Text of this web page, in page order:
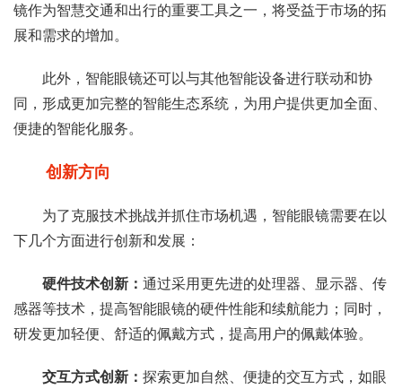
镜作为智慧交通和出行的重要工具之一，将受益于市场的拓
展和需求的增加。
此外，智能眼镜还可以与其他智能设备进行联动和协
同，形成更加完整的智能生态系统，为用户提供更加全面、
便捷的智能化服务。
创新方向
为了克服技术挑战并抓住市场机遇，智能眼镜需要在以
下几个方面进行创新和发展：
硬件技术创新： 通过采用更先进的处理器、显示器、传
感器等技术，提高智能眼镜的硬件性能和续航能力；同时，
研发更加轻便、舒适的佩戴方式，提高用户的佩戴体验。
交互方式创新： 探索更加自然、便捷的交互方式，如眼